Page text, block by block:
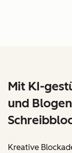
Mit KI-
und
Kreative